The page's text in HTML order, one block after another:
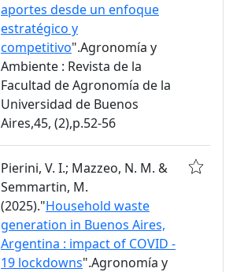
aportes desde un enfoque
estratégico y
competitivo".Agronomía y
Ambiente : Revista de la
Facultad de Agronomía de la
Universidad de Buenos
Aires,45, (2),p.52-56
Pierini, V. I.; Mazzeo, N. M. &
Semmartin, M.
(2025)."Household waste
generation in Buenos Aires,
Argentina : impact of COVID -
19 lockdowns".Agronomía y